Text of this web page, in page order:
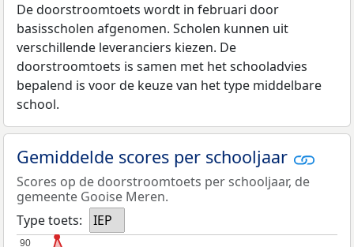
De doorstroomtoets wordt in februari door
basisscholen afgenomen. Scholen kunnen uit
verschillende leveranciers kiezen. De
doorstroomtoets is samen met het schooladvies
bepalend is voor de keuze van het type middelbare
school.
Gemiddelde scores per schooljaar
Scores op de doorstroomtoets per schooljaar, de
gemeente Gooise Meren.
Type toets:
IEP
90
90